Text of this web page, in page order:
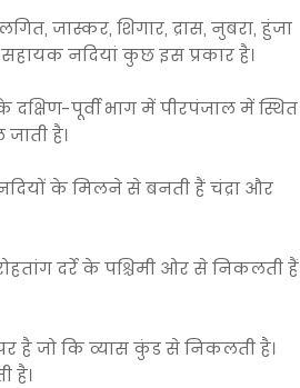
जास्कर, शिगार, द्रास, नुबरा, हुंजा
नदियां कुछ इस प्रकार है।
पूर्वी भाग में पीरपंजाल में स्थित
है।
के मिलने से बनती हैं चंद्रा और
दर्रे के पश्चिमी ओर से निकलती हैं
है जो कि व्यास कुंड से निकलती है।
है।